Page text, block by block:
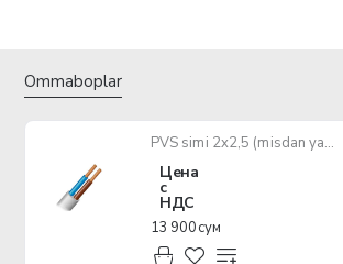
Ommaboplar
PVS simi 2x2,5 (misdan yasalgan ko'p yadroli kabel)
Цена
с
НДС
13 900 сум